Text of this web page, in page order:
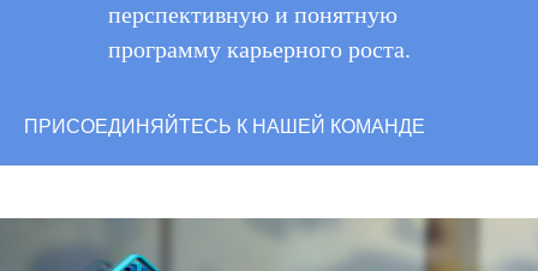
перспективную и понятную
программу карьерного роста.
ПРИСОЕДИНЯЙТЕСЬ К НАШЕЙ КОМАНДЕ